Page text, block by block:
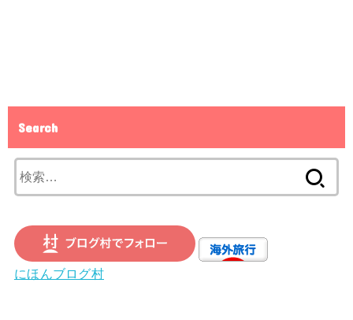
Search
索:
にほんブログ村